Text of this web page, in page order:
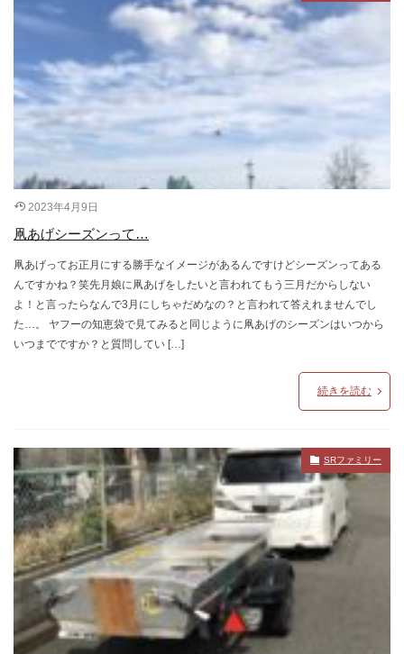
2023年4月9日
凧あげシーズンって…
凧あげってお正月にする勝手なイメージがあるんですけどシーズンってある
んですかね？笑先月娘に凧あげをしたいと言われてもう三月だからしない
よ！と言ったらなんで3月にしちゃだめなの？と言われて答えれませんでし
た…。 ヤフーの知恵袋で見てみると同じように凧あげのシーズンはいつから
いつまでですか？と質問してい […]
続きを読む
SRファミリー